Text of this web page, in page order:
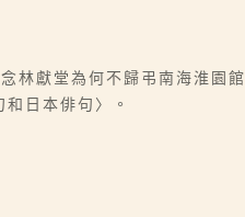
林獻堂為何不歸弔南海淮園館
日本俳句〉。